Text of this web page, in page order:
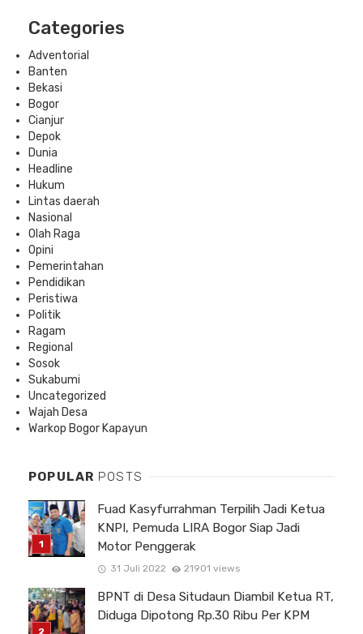
Categories
Adventorial
Banten
Bekasi
Bogor
Cianjur
Depok
Dunia
Headline
Hukum
Lintas daerah
Nasional
Olah Raga
Opini
Pemerintahan
Pendidikan
Peristiwa
Politik
Ragam
Regional
Sosok
Sukabumi
Uncategorized
Wajah Desa
Warkop Bogor Kapayun
POPULAR POSTS
Fuad Kasyfurrahman Terpilih Jadi Ketua
KNPI, Pemuda LIRA Bogor Siap Jadi
Motor Penggerak
31 Juli 2022 21901 views
BPNT di Desa Situdaun Diambil Ketua RT,
Diduga Dipotong Rp.30 Ribu Per KPM